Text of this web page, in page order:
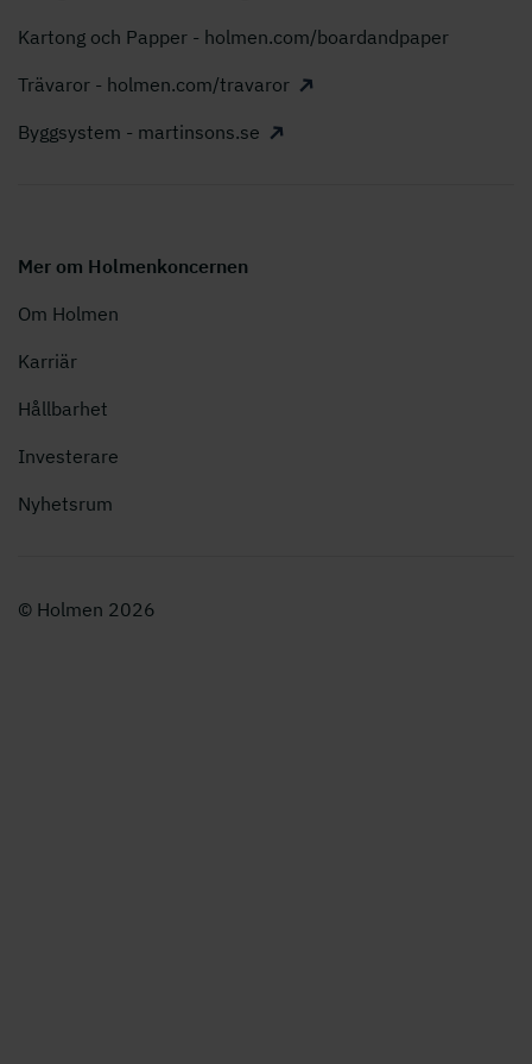
Kartong och Papper - holmen.com/boardandpaper
Trävaror - holmen.com/travaror
Byggsystem - martinsons.se
Mer om Holmenkoncernen
Om Holmen
Karriär
Hållbarhet
Investerare
Nyhetsrum
© Holmen 2026